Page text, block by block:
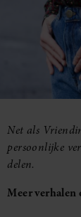
Net als
persoonlijke
delen.
Meer verhalen